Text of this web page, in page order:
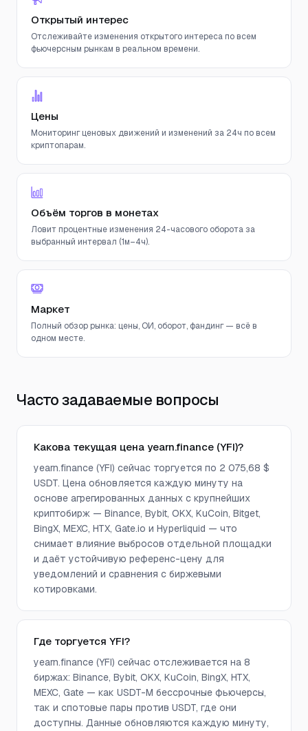
Открытый интерес
Отслеживайте изменения открытого интереса по всем
фьючерсным рынкам в реальном времени.
Цены
Мониторинг ценовых движений и изменений за 24ч по всем
криптопарам.
Объём торгов в монетах
Ловит процентные изменения 24-часового оборота за
выбранный интервал (1м–4ч).
Маркет
Полный обзор рынка: цены, ОИ, оборот, фандинг — всё в
одном месте.
Часто задаваемые вопросы
Какова текущая цена yearn.finance (YFI)?
yearn.finance (YFI) сейчас торгуется по 2 075,68 $
USDT. Цена обновляется каждую минуту на
основе агрегированных данных с крупнейших
криптобирж — Binance, Bybit, OKX, KuCoin, Bitget,
BingX, MEXC, HTX, Gate.io и Hyperliquid — что
снимает влияние выбросов отдельной площадки
и даёт устойчивую референс-цену для
уведомлений и сравнения с биржевыми
котировками.
Где торгуется YFI?
yearn.finance (YFI) сейчас отслеживается на 8
биржах: Binance, Bybit, OKX, KuCoin, BingX, HTX,
MEXC, Gate — как USDT-M бессрочные фьючерсы,
так и спотовые пары против USDT, где они
доступны. Данные обновляются каждую минуту,